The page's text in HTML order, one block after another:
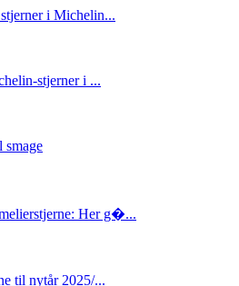
i Michelin...
stjerner i ...
smage
Her g�...
til nytår 2025/...